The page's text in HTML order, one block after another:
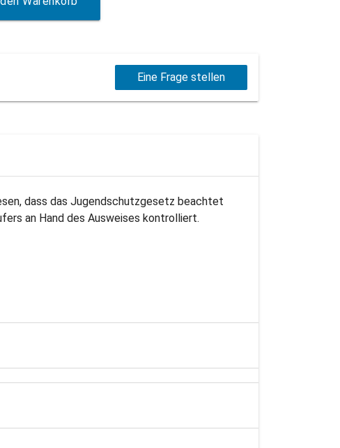
Eine Frage stellen
dass das Jugendschutzgesetz beachtet
an Hand des Ausweises kontrolliert.